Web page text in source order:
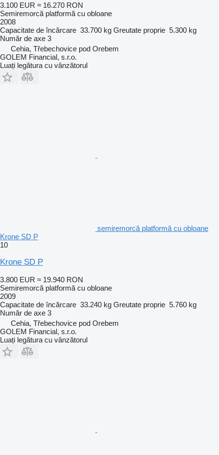
3.100 EUR ≈ 16.270 RON
Semiremorcă platformă cu obloane
2008
Capacitate de încărcare 33.700 kg Greutate proprie 5.300 kg
Număr de axe 3
Cehia, Třebechovice pod Orebem
GOLEM Financial, s.r.o.
Luați legătura cu vânzătorul
semiremorcă platformă cu obloane
Krone SD P
10
Krone SD P
3.800 EUR ≈ 19.940 RON
Semiremorcă platformă cu obloane
2009
Capacitate de încărcare 33.240 kg Greutate proprie 5.760 kg
Număr de axe 3
Cehia, Třebechovice pod Orebem
GOLEM Financial, s.r.o.
Luați legătura cu vânzătorul